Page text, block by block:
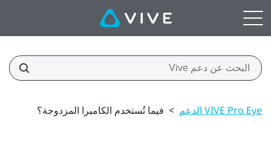
VIVE Pro Eye الدعم > فيما تُستخدم الكاميرا المزدوجة؟